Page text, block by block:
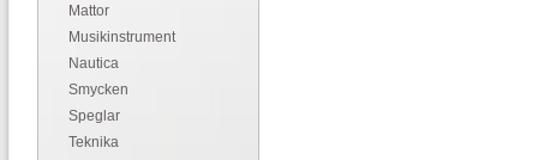
Mattor
Musikinstrument
Nautica
Smycken
Speglar
Teknika